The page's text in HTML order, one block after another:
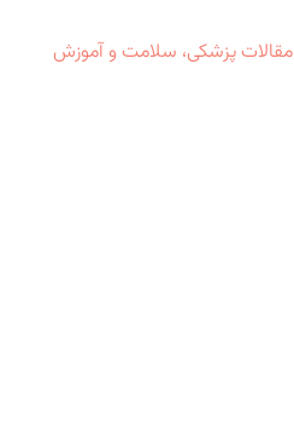
مقالات پزشکی، سلامت و آموزش